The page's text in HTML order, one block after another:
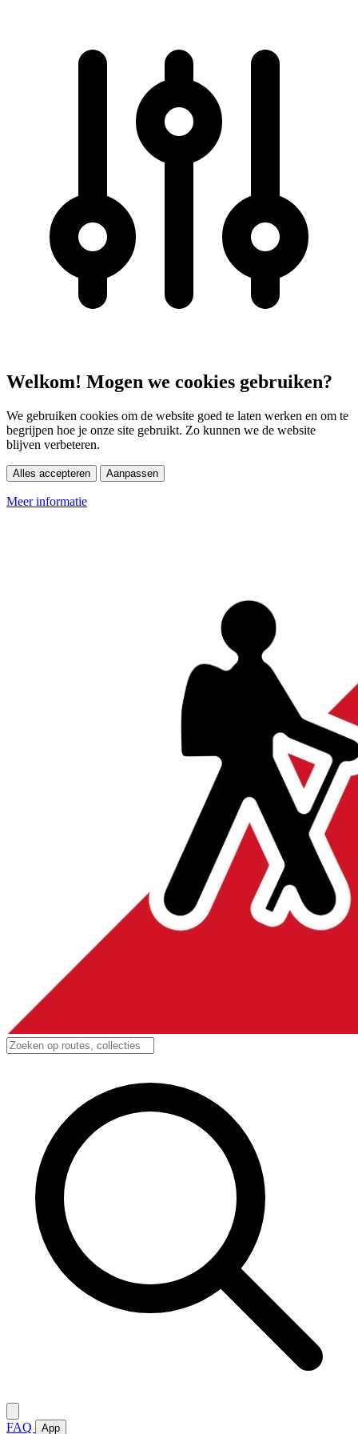
Welkom! Mogen we cookies gebruiken?
We gebruiken cookies om de website goed te laten werken en om te
begrijpen hoe je onze site gebruikt. Zo kunnen we de website
blijven verbeteren.
Alles accepteren Aanpassen
Meer informatie
FAQ App